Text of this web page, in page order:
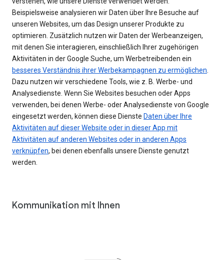
Beispielsweise analysieren wir Daten über Ihre Besuche auf
unseren Websites, um das Design unserer Produkte zu
optimieren. Zusätzlich nutzen wir Daten der Werbeanzeigen,
mit denen Sie interagieren, einschließlich Ihrer zugehörigen
Aktivitäten in der Google Suche, um Werbetreibenden ein
besseres Verständnis ihrer Werbekampagnen zu ermöglichen.
Dazu nutzen wir verschiedene Tools, wie z. B. Werbe- und
Analysedienste. Wenn Sie Websites besuchen oder Apps
verwenden, bei denen Werbe- oder Analysedienste von Google
eingesetzt werden, können diese Dienste Daten über Ihre
Aktivitäten auf dieser Website oder in dieser App mit
Aktivitäten auf anderen Websites oder in anderen Apps
verknüpfen, bei denen ebenfalls unsere Dienste genutzt
werden.
Kommunikation mit Ihnen